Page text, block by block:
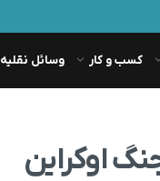
کسب و کار وسائل نقلیه
اوکراین